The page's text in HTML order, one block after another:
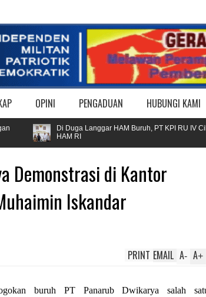
OPINI PENGADUAN HUBUNGI KAMI
Di Duga Langgar HAM Buruh, PT KPI RU IV
HAM RI
Demonstrasi di Kantor
Iskandar
A+
A-
EMAIL
PRINT
buruh PT Panarub Dwikarya salah